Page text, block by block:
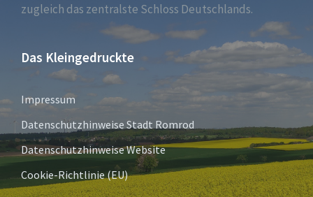
zugleich das zentralste Schloss Deutschlands.
Das Kleingedruckte
Impressum
Datenschutzhinweise Stadt Romrod
Datenschutzhinweise Website
Cookie-Richtlinie (EU)